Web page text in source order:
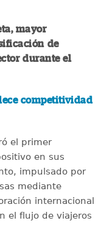
mayor
de
durante el
competitividad
el primer
en sus
impulsado por
mediante
internacional
el flujo de viajeros